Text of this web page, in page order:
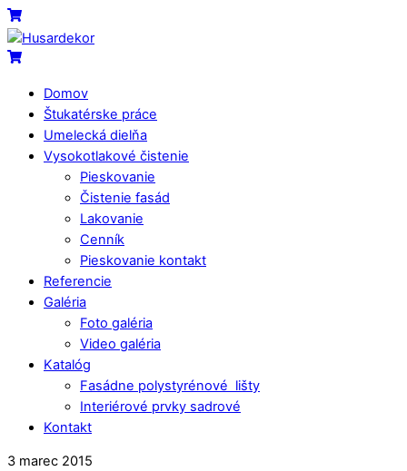
Skip
to
content
Menu
Cart
Cart
Domov
Štukatérske práce
Umelecká dielňa
Vysokotlakové čistenie
Pieskovanie
Čistenie fasád
Lakovanie
Cenník
Pieskovanie kontakt
Referencie
Galéria
Foto galéria
Video galéria
Katalóg
Fasádne polystyrénové lišty
Interiérové prvky sadrové
Kontakt
Close
Close
3 marec 2015